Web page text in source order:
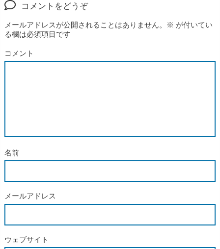
コメントをどうぞ
メールアドレスが公開されることはありません。 ※ が付いてい
る欄は必須項目です
コメント
名前
メールアドレス
ウェブサイト